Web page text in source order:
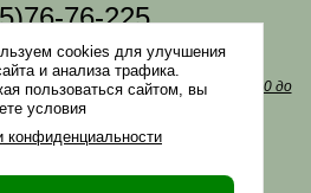
76-225
76-335
info@gazonov.com
с 10:00 до 18:00, пятница - с 10:00 до
17:00
награды и письма
конфиденциальности
обратный звонок
cookies для улучшения
и анализа трафика.
пользоваться сайтом, вы
условия
конфиденциальности